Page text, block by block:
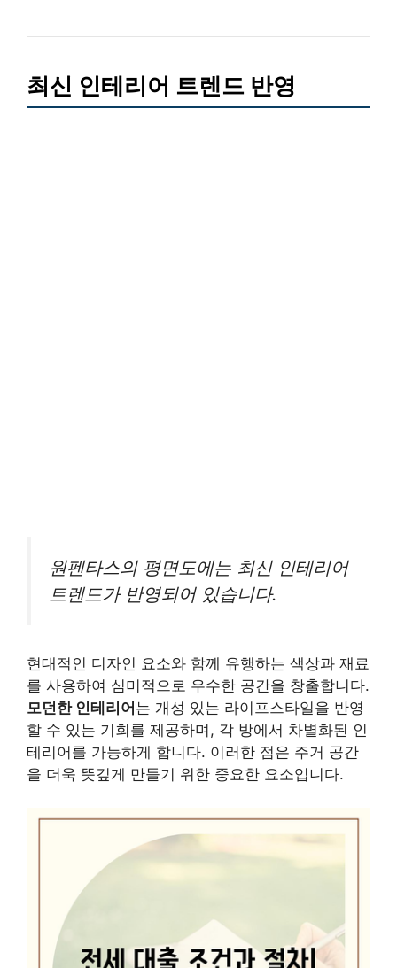
최신 인테리어 트렌드 반영
원펜타스의 평면도에는 최신 인테리어
트렌드가 반영되어 있습니다.
현대적인 디자인 요소와 함께 유행하는 색상과 재료
를 사용하여 심미적으로 우수한 공간을 창출합니다.
모던한 인테리어는 개성 있는 라이프스타일을 반영
할 수 있는 기회를 제공하며, 각 방에서 차별화된 인
테리어를 가능하게 합니다. 이러한 점은 주거 공간
을 더욱 뜻깊게 만들기 위한 중요한 요소입니다.